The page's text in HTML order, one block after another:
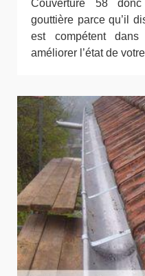
Couverture 58
gouttière parce qu’il
est compétent
améliorer l’état de